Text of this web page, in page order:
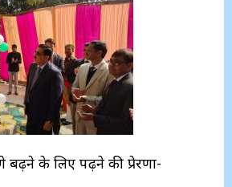
के लिए पढ़ने की प्रेरणा-